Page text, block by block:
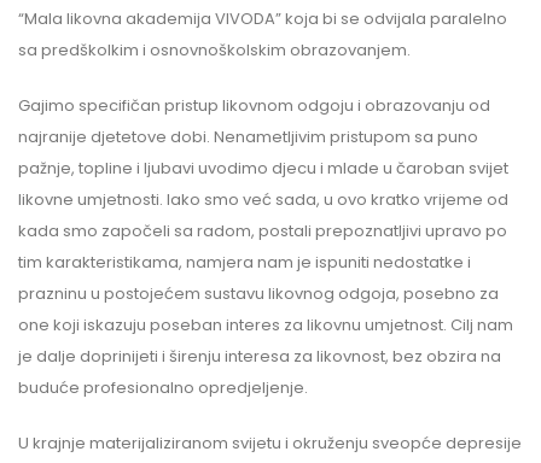
“Mala likovna akademija VIVODA” koja bi se odvijala paralelno
sa predškolkim i osnovnoškolskim obrazovanjem.
Gajimo specifičan pristup likovnom odgoju i obrazovanju od
najranije djetetove dobi. Nenametljivim pristupom sa puno
pažnje, topline i ljubavi uvodimo djecu i mlade u čaroban svijet
likovne umjetnosti. Iako smo već sada, u ovo kratko vrijeme od
kada smo započeli sa radom, postali prepoznatljivi upravo po
tim karakteristikama, namjera nam je ispuniti nedostatke i
prazninu u postojećem sustavu likovnog odgoja, posebno za
one koji iskazuju poseban interes za likovnu umjetnost. Cilj nam
je dalje doprinijeti i širenju interesa za likovnost, bez obzira na
buduće profesionalno opredjeljenje.
U krajnje materijaliziranom svijetu i okruženju sveopće depresije